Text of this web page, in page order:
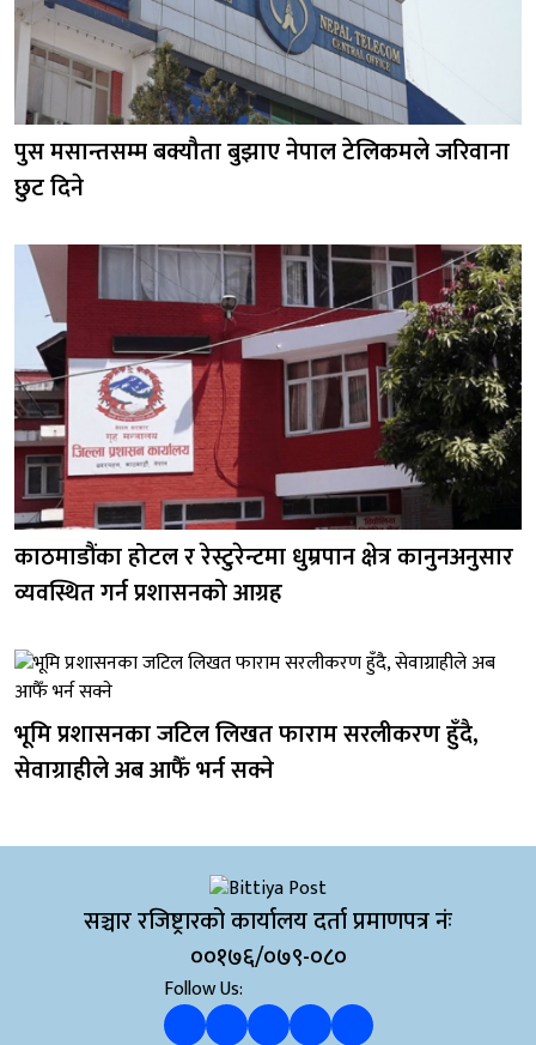
पुस मसान्तसम्म बक्यौता बुझाए नेपाल टेलिकमले जरिवाना
छुट दिने
काठमाडौंका होटल र रेस्टुरेन्टमा धुम्रपान क्षेत्र कानुनअनुसार
व्यवस्थित गर्न प्रशासनको आग्रह
भूमि प्रशासनका जटिल लिखत फाराम सरलीकरण हुँदै,
सेवाग्राहीले अब आफैँ भर्न सक्ने
सञ्चार रजिष्ट्रारको कार्यालय दर्ता प्रमाणपत्र नंः
००१७६/०७९-०८०
Follow Us: